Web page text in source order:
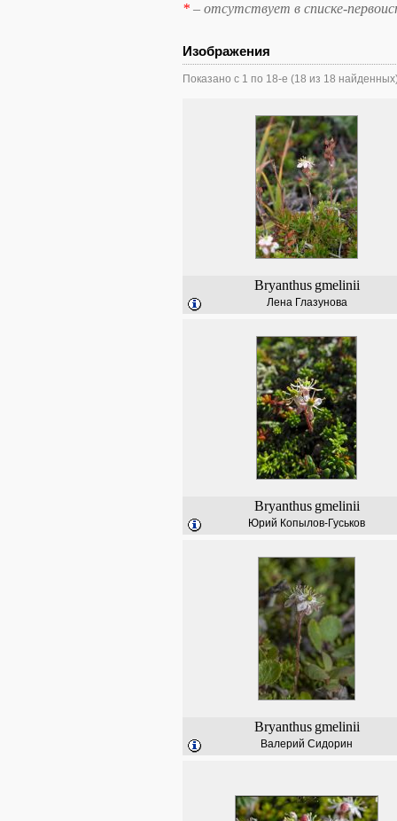
* – отсутствует в списке-
Изображения
Показано с 1 по 18-е (18 из 18
Bryanthus gmelinii
Лена Глазунова
Bryanthus gmelinii
Юрий Копылов-Гуськов
Bryanthus gmelinii
Валерий Сидорин